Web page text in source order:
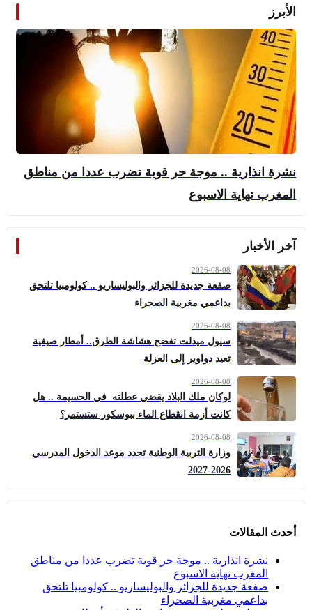
الأبرز
نشرة انذارية .. موجة حر قوية تضرب عددا من مناطق
المغرب نهاية الاسبوع
آخر الأخبار
2026-08-08
صفعة جديدة للجزائر والبوليساريو .. كولومبيا تلتحق
بداعمي مغربية الصحراء
2026-08-08
سيول ميدلت تفضح هشاشة الطرق.. أمطار صيفية
تعيد دواوير إلى العزلة
2026-08-08
لوكان ملك البلاد يقضي عطلته في الحسيمة .. هل
كانت أزمة انقطاع الماء ببوسكور ستستمر؟
2026-08-08
وزارة التربية الوطنية تحدد موعد الدخول المدرسي
2026-2027
أحدث المقالات
نشرة انذارية .. موجة حر قوية تضرب عددا من مناطق
المغرب نهاية الاسبوع
صفعة جديدة للجزائر والبوليساريو .. كولومبيا تلتحق
بداعمي مغربية الصحراء